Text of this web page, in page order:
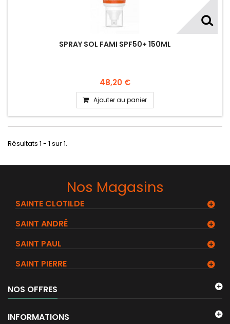
SPRAY SOL FAMI SPF50+ 150ML
48,20 €
Ajouter au panier
Résultats 1 - 1 sur 1.
Nos Magasins
SAINTE CLOTILDE
SAINT ANDRÉ
SAINT PAUL
SAINT PIERRE
NOS OFFRES
INFORMATIONS